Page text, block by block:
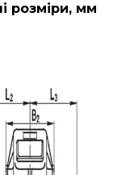
розміри, мм